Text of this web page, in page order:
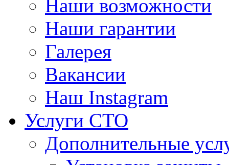
Наши возможности
Наши гарантии
Галерея
Вакансии
Наш Instagram
Услуги СТО
Дополнительные